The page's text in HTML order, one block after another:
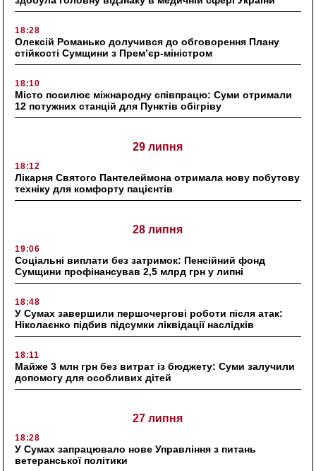
18:28
Олексій Романько долучився до обговорення Плану
стійкості Сумщини з Прем’єр-міністром
18:10
Місто посилює міжнародну співпрацю: Суми отримали
12 потужних станцій для Пунктів обігріву
29 липня
18:12
Лікарня Святого Пантелеймона отримала нову побутову
техніку для комфорту пацієнтів
28 липня
19:06
Соціальні виплати без затримок: Пенсійний фонд
Сумщини профінансував 2,5 млрд грн у липні
18:48
У Сумах завершили першочергові роботи після атак:
Ніколаєнко підбив підсумки ліквідації наслідків
18:11
Майже 3 млн грн без витрат із бюджету: Суми залучили
допомогу для особливих дітей
27 липня
18:28
У Сумах запрацювало нове Управління з питань
ветеранської політики